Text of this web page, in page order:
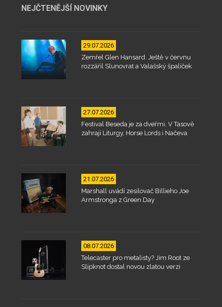
NEJČTENĚJŠÍ NOVINKY
29.07.2026
Zemřel Glen Hansard. Ještě v červnu
rozzářil Slunovrat a Valašský špalíček
27.07.2026
Festival Beseda je za dveřmi. V Tasově
zahrají Liturgy, Horse Lords i Načeva
21.07.2026
Marshall uvádí zesilovač Billieho Joe
Armstronga z Green Day
08.07.2026
Telecaster pro metalisty? Jim Root ze
Slipknot dostal novou zlatou verzi